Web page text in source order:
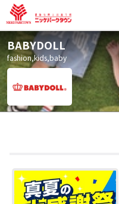
BABYDOLL
fashion,kids,baby